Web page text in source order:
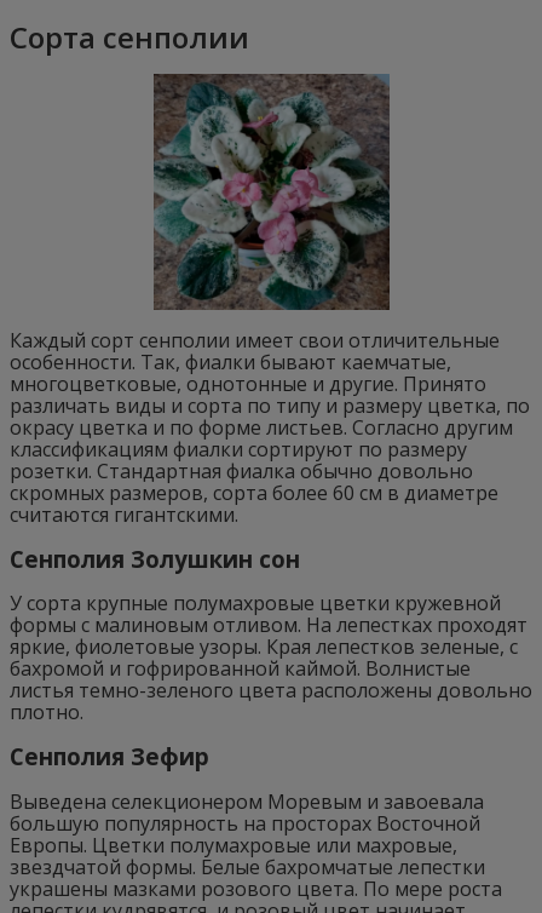
Сорта сенполии
Каждый сорт сенполии имеет свои отличительные
особенности. Так, фиалки бывают каемчатые,
многоцветковые, однотонные и другие. Принято
различать виды и сорта по типу и размеру цветка, по
окрасу цветка и по форме листьев. Согласно другим
классификациям фиалки сортируют по размеру
розетки. Стандартная фиалка обычно довольно
скромных размеров, сорта более 60 см в диаметре
считаются гигантскими.
Сенполия Золушкин сон
У сорта крупные полумахровые цветки кружевной
формы с малиновым отливом. На лепестках проходят
яркие, фиолетовые узоры. Края лепестков зеленые, с
бахромой и гофрированной каймой. Волнистые
листья темно-зеленого цвета расположены довольно
плотно.
Сенполия Зефир
Выведена селекционером Моревым и завоевала
большую популярность на просторах Восточной
Европы. Цветки полумахровые или махровые,
звездчатой формы. Белые бахромчатые лепестки
украшены мазками розового цвета. По мере роста